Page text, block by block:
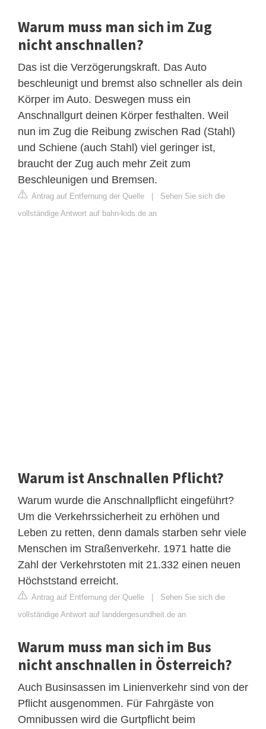
Warum muss man sich im Zug
nicht anschnallen?
Das ist die Verzögerungskraft. Das Auto
beschleunigt und bremst also schneller als dein
Körper im Auto. Deswegen muss ein
Anschnallgurt deinen Körper festhalten. Weil
nun im Zug die Reibung zwischen Rad (Stahl)
und Schiene (auch Stahl) viel geringer ist,
braucht der Zug auch mehr Zeit zum
Beschleunigen und Bremsen.
Antrag auf Entfernung der Quelle
Sehen Sie sich die
vollständige Antwort auf bahn-kids.de an
Warum ist Anschnallen Pflicht?
Warum wurde die Anschnallpflicht eingeführt?
Um die Verkehrssicherheit zu erhöhen und
Leben zu retten, denn damals starben sehr viele
Menschen im Straßenverkehr. 1971 hatte die
Zahl der Verkehrstoten mit 21.332 einen neuen
Höchststand erreicht.
Antrag auf Entfernung der Quelle
Sehen Sie sich die
vollständige Antwort auf landdergesundheit.de an
Warum muss man sich im Bus
nicht anschnallen in Österreich?
Auch Businsassen im Linienverkehr sind von der
Pflicht ausgenommen. Für Fahrgäste von
Omnibussen wird die Gurtpflicht beim